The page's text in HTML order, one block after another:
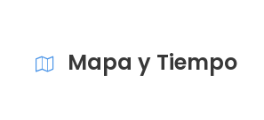
Mapa y Tiempo